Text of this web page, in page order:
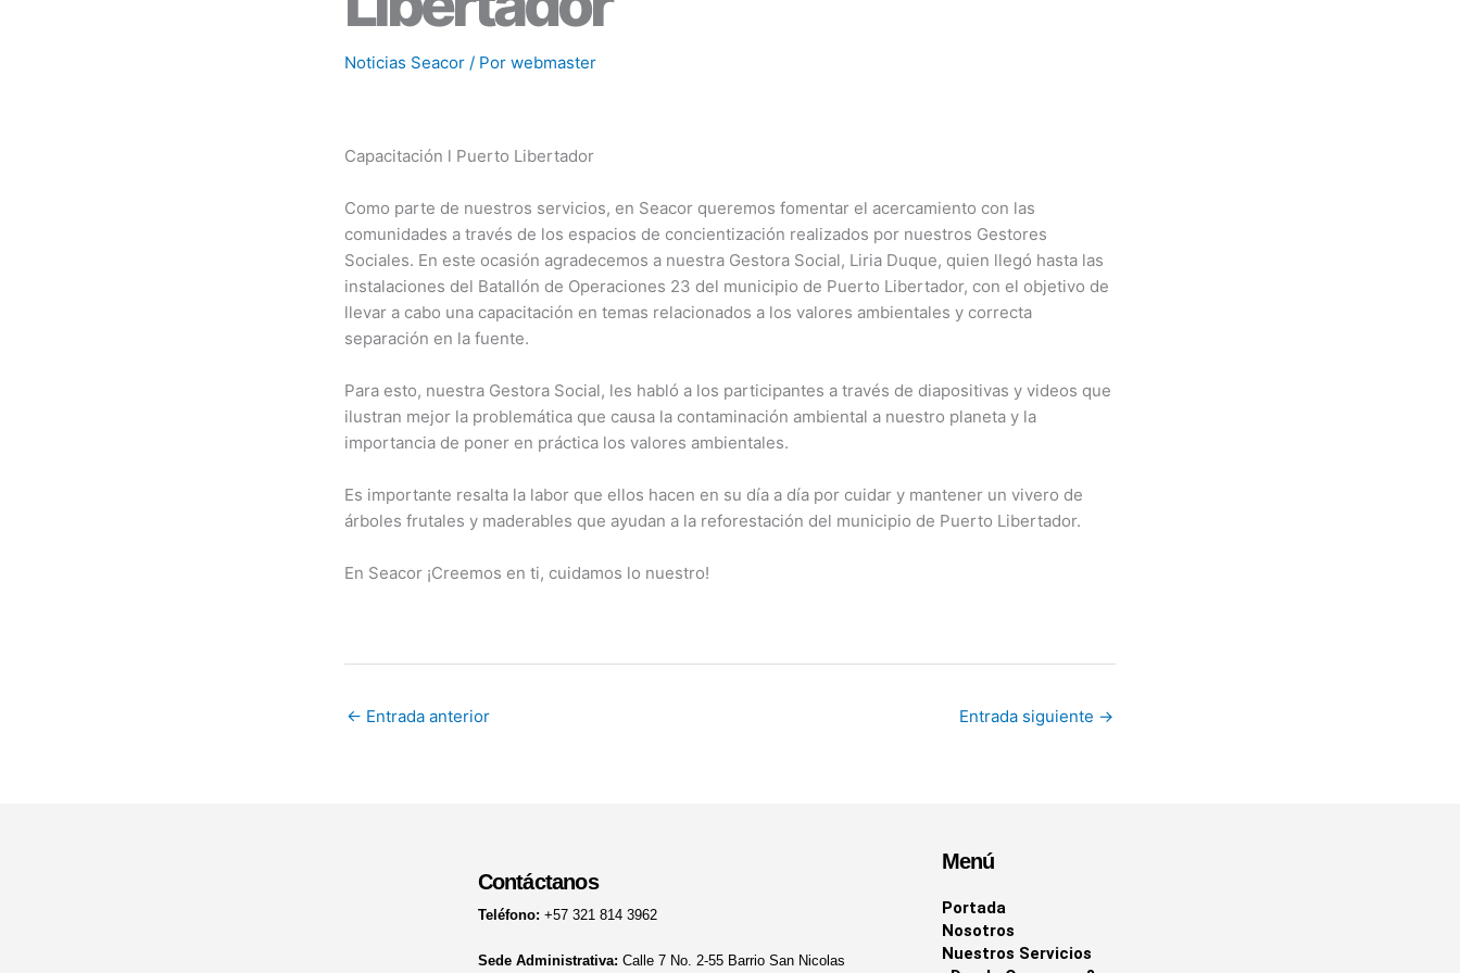
Noticias Seacor / Por webmaster
Capacitación l Puerto Libertador
Como parte de nuestros servicios, en Seacor queremos fomentar el acercamiento con las
comunidades a través de los espacios de concientización realizados por nuestros Gestores
Sociales. En este ocasión agradecemos a nuestra Gestora Social, Liria Duque, quien llegó hasta las
instalaciones del Batallón de Operaciones 23 del municipio de Puerto Libertador, con el objetivo de
llevar a cabo una capacitación en temas relacionados a los valores ambientales y correcta
separación en la fuente.
Para esto, nuestra Gestora Social, les habló a los participantes a través de diapositivas y videos que
ilustran mejor la problemática que causa la contaminación ambiental a nuestro planeta y la
importancia de poner en práctica los valores ambientales.
Es importante resalta la labor que ellos hacen en su día a día por cuidar y mantener un vivero de
árboles frutales y maderables que ayudan a la reforestación del municipio de Puerto Libertador.
En Seacor ¡Creemos en ti, cuidamos lo nuestro!
← Entrada anterior Entrada siguiente →
Contáctanos
Teléfono: +57 321 814 3962
Sede Administrativa: Calle 7 No. 2-55 Barrio San Nicolas
Menú
Portada
Nosotros
Nuestros Servicios